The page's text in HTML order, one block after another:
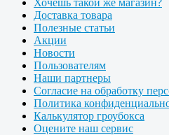
Доставка товара
Полезные статьи
Акции
Новости
Пользователям
Наши партнеры
Согласие на обработку
Политика
Калькулятор гроубокса
Оцените наш сервис